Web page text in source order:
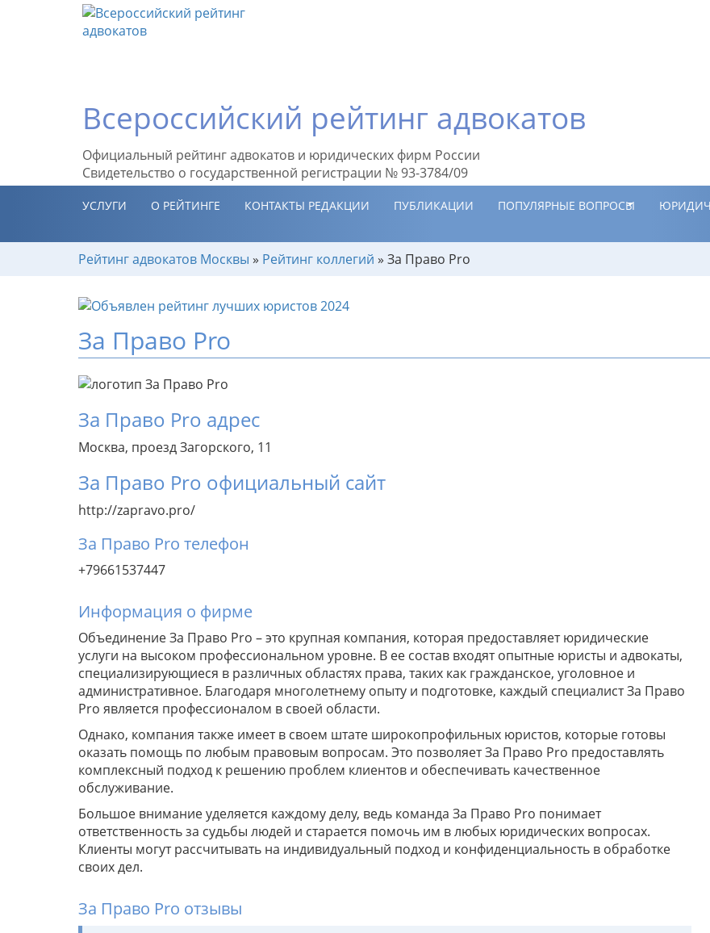
Всероссийский рейтинг адвокатов
Официальный рейтинг адвокатов и юридических фирм России
Свидетельство о государственной регистрации № 93-3784/09
УСЛУГИ О РЕЙТИНГЕ КОНТАКТЫ РЕДАКЦИИ ПУБЛИКАЦИИ ПОПУЛЯРНЫЕ ВОПРОСЫ
Рейтинг адвокатов Москвы » Рейтинг коллегий » За Право Pro
За Право Pro
За Право Pro адрес
Москва, проезд Загорского, 11
За Право Pro официальный сайт
http://zapravo.pro/
За Право Pro телефон
+79661537447
Информация о фирме
Объединение За Право Pro – это крупная компания, которая предоставляет юридические
услуги на высоком профессиональном уровне. В ее состав входят опытные юристы и адвокаты,
специализирующиеся в различных областях права, таких как гражданское, уголовное и
административное. Благодаря многолетнему опыту и подготовке, каждый специалист За Право
Pro является профессионалом в своей области.
Однако, компания также имеет в своем штате широкопрофильных юристов, которые готовы
оказать помощь по любым правовым вопросам. Это позволяет За Право Pro предоставлять
комплексный подход к решению проблем клиентов и обеспечивать качественное
обслуживание.
Большое внимание уделяется каждому делу, ведь команда За Право Pro понимает
ответственность за судьбы людей и старается помочь им в любых юридических вопросах.
Клиенты могут рассчитывать на индивидуальный подход и конфиденциальность в обработке
своих дел.
За Право Pro отзывы